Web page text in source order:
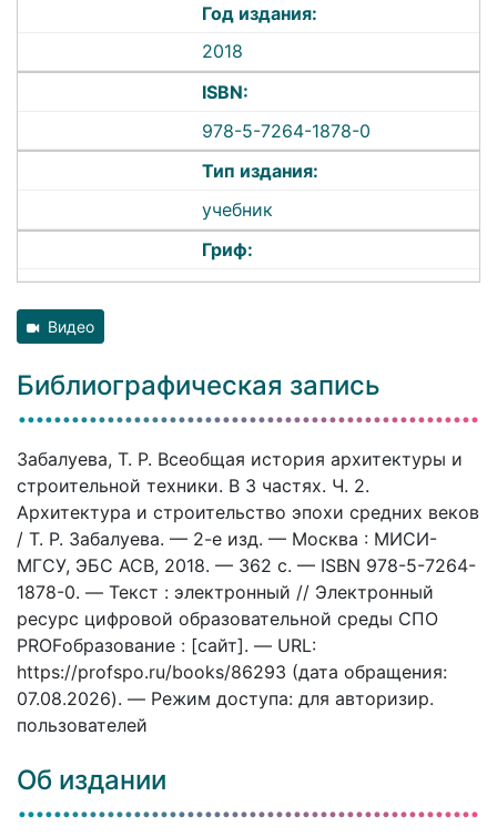
Год издания:
2018
ISBN:
978-5-7264-1878-0
Тип издания:
учебник
Гриф:
Видео
Библиографическая запись
Забалуева, Т. Р. Всеобщая история архитектуры и
строительной техники. В 3 частях. Ч. 2.
Архитектура и строительство эпохи средних веков
/ Т. Р. Забалуева. — 2-е изд. — Москва : МИСИ-
МГСУ, ЭБС АСВ, 2018. — 362 c. — ISBN 978-5-7264-
1878-0. — Текст : электронный // Электронный
ресурс цифровой образовательной среды СПО
PROFобразование : [сайт]. — URL:
https://profspo.ru/books/86293 (дата обращения:
07.08.2026). — Режим доступа: для авторизир.
пользователей
Об издании